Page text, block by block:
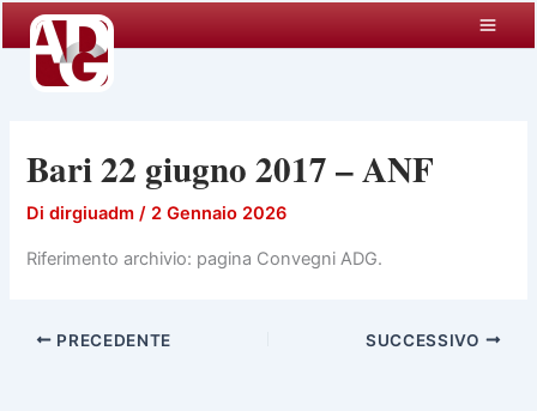
contenuto
Bari 22 giugno 2017 – ANF
Didirgiuadm/ 2 Gennaio 2026
Riferimento archivio: pagina Convegni ADG.
PRECEDENTE SUCCESSIVO